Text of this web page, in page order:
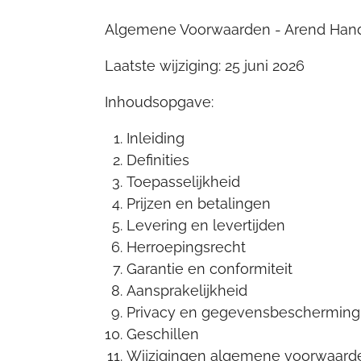
Algemene Voorwaarden - Arend
Laatste wijziging: 25 juni 2026
Inhoudsopgave:
Inleiding
Definities
Toepasselijkheid
Prijzen en betalingen
Levering en levertijden
Herroepingsrecht
Garantie en conformiteit
Aansprakelijkheid
Privacy en gegevensbescherming
Geschillen
Wijzigingen algemene